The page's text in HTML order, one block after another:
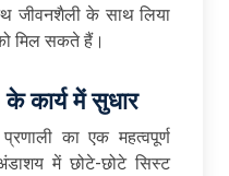
जीवनशैली के साथ लिया
मिल सकते हैं।
कार्य में सुधार
का एक महत्वपूर्ण
में छोटे-छोटे सिस्ट